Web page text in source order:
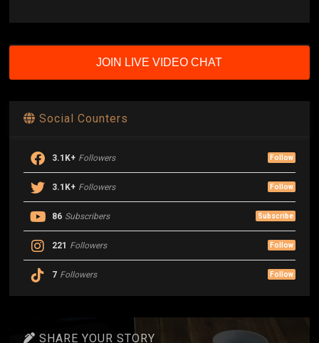
JOIN LIVE VIDEO CHAT
Social Counters
3.1K+ Followers Follow
3.1K+ Followers Follow
86 Subscribers Subscribe
221 Followers Follow
7 Followers Follow
SHARE YOUR STORY